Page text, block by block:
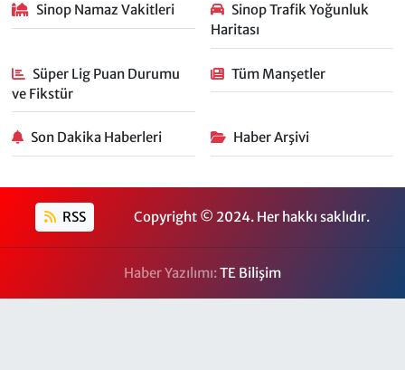
Sinop Namaz Vakitleri
Sinop Trafik Yoğunluk
Haritası
Süper Lig Puan Durumu
ve Fikstür
Tüm Manşetler
Son Dakika Haberleri Haber Arşivi
RSS Copyright © 2024. Her hakkı saklıdır.
Haber Yazılımı:TE Bilişim